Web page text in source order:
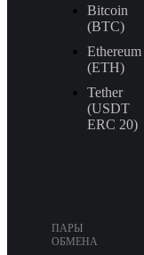
Bitcoin
(BTC)
Ethereum
(ETH)
Tether
(USDT
ERС 20)
ПАРЫ
ОБМЕНА